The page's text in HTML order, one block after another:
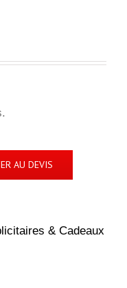
AU DEVIS
& Cadeaux